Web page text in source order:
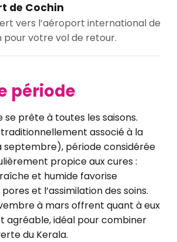
de Cochin
vers l’aéroport international de
pour votre vol de retour.
période
prête à toutes les saisons.
traditionnellement associé à la
septembre), période considérée
propice aux cures :
et humide favorise
et l’assimilation des soins.
à mars offrent quant à eux
agréable, idéal pour combiner
du Kerala.